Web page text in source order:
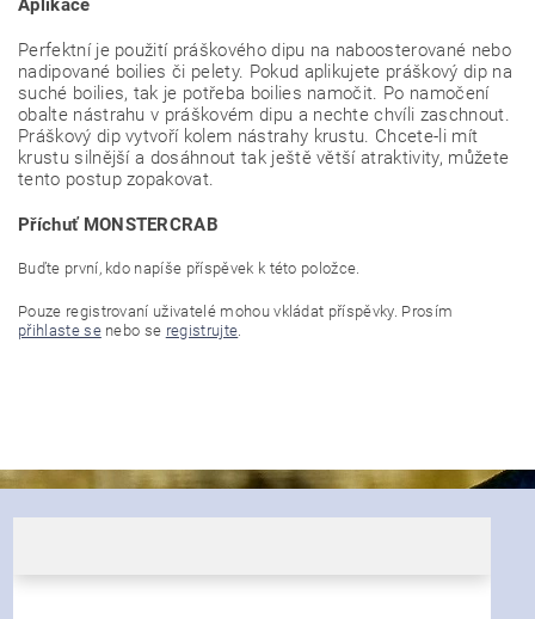
Aplikace
Perfektní je použití práškového dipu na naboosterované nebo
nadipované boilies či pelety. Pokud aplikujete práškový dip na
suché boilies, tak je potřeba boilies namočit. Po namočení
obalte nástrahu v práškovém dipu a nechte chvíli zaschnout.
Práškový dip vytvoří kolem nástrahy krustu. Chcete-li mít
krustu silnější a dosáhnout tak ještě větší atraktivity, můžete
tento postup zopakovat.
Příchuť MONSTERCRAB
Buďte první, kdo napíše příspěvek k této položce.
Pouze registrovaní uživatelé mohou vkládat příspěvky. Prosím
přihlaste senebo se registrujte.